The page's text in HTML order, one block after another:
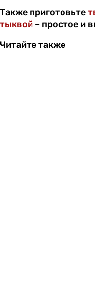
Также приготовьте
тыквой – простое и
Читайте также